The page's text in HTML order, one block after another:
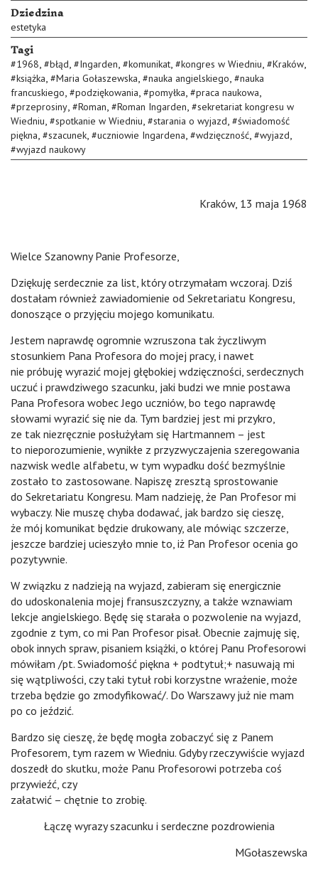
Dziedzina
estetyka
Tagi
#1968, #błąd, #Ingarden, #komunikat, #kongres w Wiedniu, #Kraków,
#książka, #Maria Gołaszewska, #nauka angielskiego, #nauka
francuskiego, #podziękowania, #pomyłka, #praca naukowa,
#przeprosiny, #Roman, #Roman Ingarden, #sekretariat kongresu w
Wiedniu, #spotkanie w Wiedniu, #starania o wyjazd, #świadomość
piękna, #szacunek, #uczniowie Ingardena, #wdzięczność, #wyjazd,
#wyjazd naukowy
Kraków, 13 maja 1968
Wielce Szanowny Panie Profesorze,
Dziękuję serdecznie za list, który otrzymałam wczoraj. Dziś
dostałam również zawiadomienie od Sekretariatu Kongresu,
donoszące o przyjęciu mojego komunikatu.
Jestem naprawdę ogromnie wzruszona tak życzliwym
stosunkiem Pana Profesora do mojej pracy, i nawet
nie próbuję wyrazić mojej głębokiej wdzięczności, serdecznych
uczuć i prawdziwego szacunku, jaki budzi we mnie postawa
Pana Profesora wobec Jego uczniów, bo tego naprawdę
słowami wyrazić się nie da. Tym bardziej jest mi przykro,
ze tak niezręcznie posłużyłam się Hartmannem – jest
to nieporozumienie, wynikłe z przyzwyczajenia szeregowania
nazwisk wedle alfabetu, w tym wypadku dość bezmyślnie
zostało to zastosowane. Napiszę zresztą sprostowanie
do Sekretariatu Kongresu. Mam nadzieję, że Pan Profesor mi
wybaczy. Nie muszę chyba dodawać, jak bardzo się cieszę,
że mój komunikat będzie drukowany, ale mówiąc szczerze,
jeszcze bardziej ucieszyło mnie to, iż Pan Profesor ocenia go
pozytywnie.
W związku z nadzieją na wyjazd, zabieram się energicznie
do udoskonalenia mojej fransuszczyzny, a także wznawiam
lekcje angielskiego. Będę się starała o pozwolenie na wyjazd,
zgodnie z tym, co mi Pan Profesor pisał. Obecnie zajmuję się,
obok innych spraw, pisaniem książki, o której Panu Profesorowi
mówiłam /pt. Swiadomość piękna + podtytuł;+ nasuwają mi
się wątpliwości, czy taki tytuł robi korzystne wrażenie, może
trzeba będzie go zmodyfikować/. Do Warszawy już nie mam
po co jeździć.
Bardzo się cieszę, że będę mogła zobaczyć się z Panem
Profesorem, tym razem w Wiedniu. Gdyby rzeczywiście wyjazd
doszedł do skutku, może Panu Profesorowi potrzeba coś
przywieźć, czy
załatwić – chętnie to zrobię.
Łączę wyrazy szacunku i serdeczne pozdrowienia
MGołaszewska